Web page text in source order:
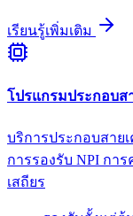
เรียนรู้เพิ่มเติม
โปรแกรมประกอบส
บริการประกอบสาย
การรองรับ NPI กา
เสถียร